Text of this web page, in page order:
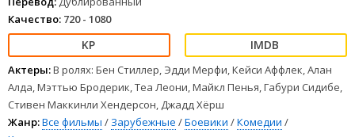
Качество: 720 - 1080
Актеры:В ролях: Бен Стиллер, Эдди Мерфи, Кейси Аффлек, Алан
Алда, Мэттью Бродерик, Теа Леони, Майкл Пенья, Габури Сидибе,
Стивен Маккинли Хендерсон, Джадд Хёрш
Жанр:Все фильмы / Зарубежные /Боевики /Комедии /